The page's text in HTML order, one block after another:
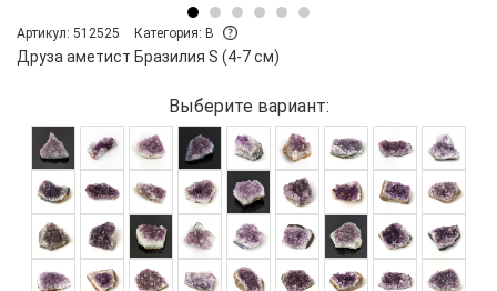
Артикул: 512525 Категория: B
Друза аметист Бразилия S (4-7 см)
Выберите вариант: